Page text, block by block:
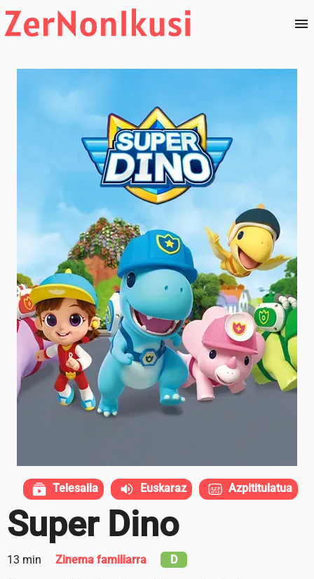
Super Dino
13 min Zinema familiarra D
Telesaila Euskaraz Azpititulatua